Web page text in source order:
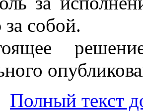
собой.
Полный текст